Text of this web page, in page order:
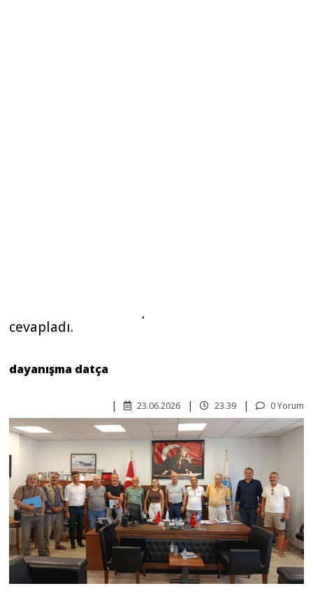
mensuplarıyla gerçekleştirdi. Belediye Meclis
Belediye Başkan Yardımcısı Mutlu Gündoğan,
sorumlu Özgür Mutlu ve daire müdürleri katıldı.
Gündoğan toplantıda, Belediye Başkanlığı’nın son
aylarda yaptığı hizmetleri ve yatırımları anlattı.
Basın mensuplarının sorularını cevapladı.
Bizler Zengin Toprakların, Fakir Bekçileri Olmak
İstemiyoruz!
Son günlerde Cumhurbaşkanlığı Kararı ile
özelleştirme kapsamına alınan, halk arasında eski
hastane olarak bilinen bugün Toplum Sağlığı